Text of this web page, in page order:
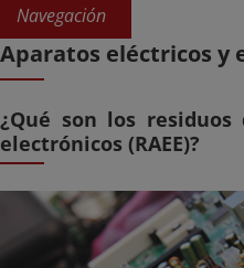
Navegación
Aparatos eléctricos y
¿Qué son los
electrónicos (RAEE)?